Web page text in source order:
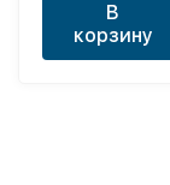
В
корзину